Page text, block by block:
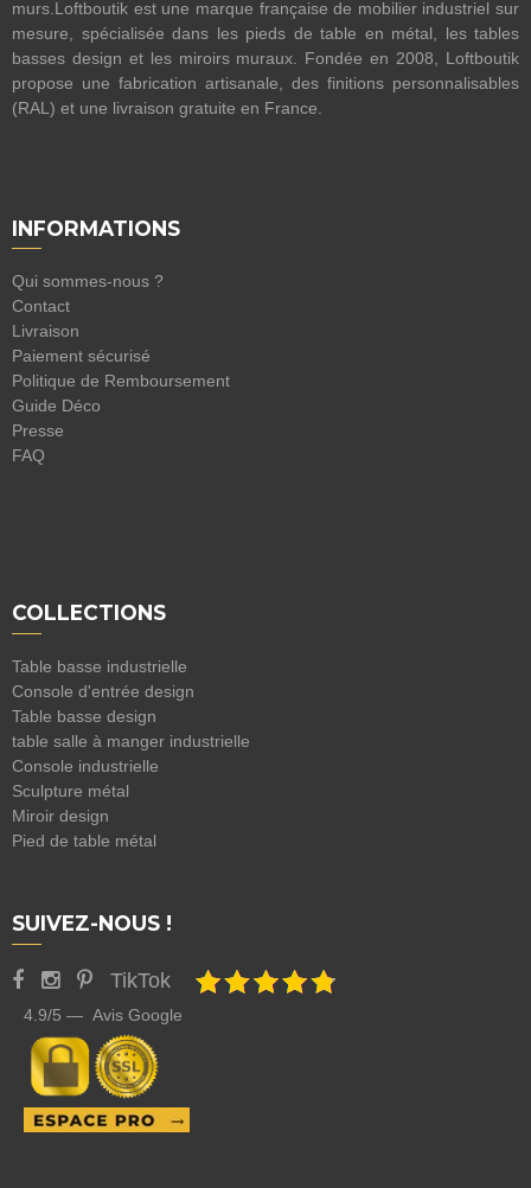
murs.Loftboutik est une marque française de mobilier industriel sur
mesure, spécialisée dans les pieds de table en métal, les tables
basses design et les miroirs muraux. Fondée en 2008, Loftboutik
propose une fabrication artisanale, des finitions personnalisables
(RAL) et une livraison gratuite en France.
INFORMATIONS
Qui sommes-nous ?
Contact
Livraison
Paiement sécurisé
Politique de Remboursement
Guide Déco
Presse
FAQ
COLLECTIONS
Table basse industrielle
Console d'entrée design
Table basse design
table salle à manger industrielle
Console industrielle
Sculpture métal
Miroir design
Pied de table métal
SUIVEZ-NOUS !
TikTok
4.9/5 — Avis Google